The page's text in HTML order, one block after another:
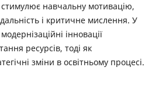
навчальну мотивацію,
і критичне мислення. У
інновації
ресурсів, тоді як
зміни в освітньому процесі.